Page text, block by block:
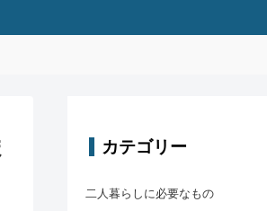
カテゴリー
二人暮らしに必要なもの